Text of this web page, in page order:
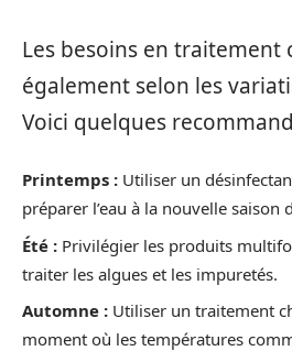
Les besoins en traitement
également selon les
Voici quelques
Printemps : Utiliser un
préparer l’eau à la nouvelle saison
Été : Privilégier les produits
traiter les algues et les impuretés.
Automne : Utiliser un traitement
moment où les températures